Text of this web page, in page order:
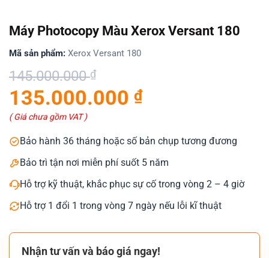
Máy Photocopy Màu Xerox Versant 180
Mã sản phẩm: Xerox Versant 180
145.000.000₫
Giá
gốc
là:
145.000.000 ₫.
135.000.000 ₫
Giá
hiện
tại
là:
135.000.000 ₫.
( Giá chưa gồm VAT )
Bảo hành 36 tháng hoặc số bản chụp tương đương
Bảo trì tận nơi miễn phí suốt 5 năm
Hỗ trợ kỹ thuật, khắc phục sự cố trong vòng 2 – 4 giờ
Hỗ trợ 1 đổi 1 trong vòng 7 ngày nếu lỗi kĩ thuật
Nhận tư vấn và báo giá ngay!